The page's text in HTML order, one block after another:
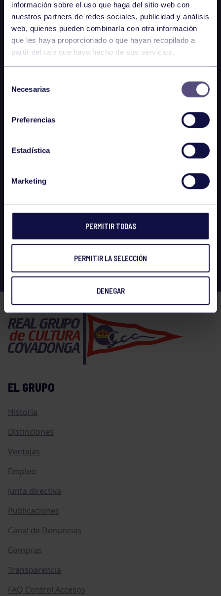
información sobre el uso que haga del sitio web con
nuestros partners de redes sociales, publicidad y análisis
web, quienes pueden combinarla con otra información
que les haya proporcionado o que hayan recopilado a
partir del uso que haya hecho de sus servicios.
Necesarias
Preferencias
Estadística
Marketing
PERMITIR TODAS
PERMITIR LA SELECCIÓN
DENEGAR
EL GRUPO
Historia
Distinciones
Ventajas
Empleo
Junta directiva
Publicaciones
Canal de Denuncias
Compras
Transparencia
FAQ Control Accesos